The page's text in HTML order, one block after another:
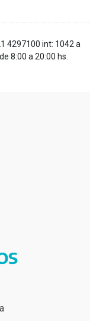
4297100 int: 1042 a
8:00 a 20:00 hs.